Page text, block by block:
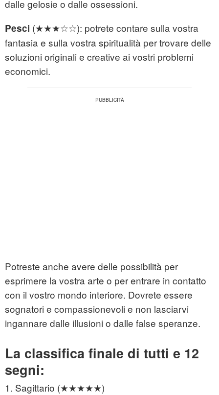
dalle gelosie o dalle ossessioni.
Pesci (★★★☆☆): potrete contare sulla vostra
fantasia e sulla vostra spiritualità per trovare delle
soluzioni originali e creative ai vostri problemi
economici.
Potreste anche avere delle possibilità per
esprimere la vostra arte o per entrare in contatto
con il vostro mondo interiore. Dovrete essere
sognatori e compassionevoli e non lasciarvi
ingannare dalle illusioni o dalle false speranze.
La classifica finale di tutti e 12
segni:
1. Sagittario (★★★★★)